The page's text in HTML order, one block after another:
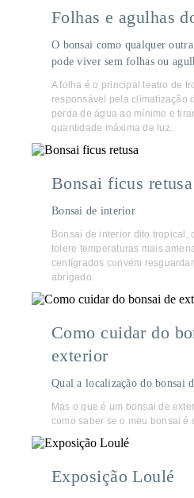
Folhas e agulhas
O bonsai como qualquer
pode viver sem folhas ou
A folha é o principal teatro de
responsável pela climatização
perda de água ao mínimo e
quantidade máxima de luz.
Bonsai ficus retusa
Bonsai de interior
Bonsai de interior dito tropical,
tolere temperaturas mais
centígrados convém
abrigado.
Como cuidar do
exterior
Qual a localização do bonsai
Mas o que é um bonsai de
como saber se o meu bonsai é
Exposição Loulé